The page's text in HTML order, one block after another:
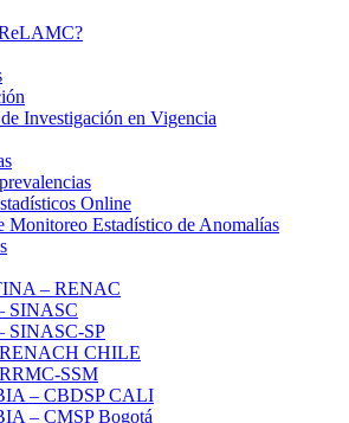
Investigación en Vigencia
Online
Monitoreo Estadístico de Anomalías
– RENAC
SINASC
SINASC-SP
CHILE
SSM
– CBDSP CALI
– CMSP Bogotá